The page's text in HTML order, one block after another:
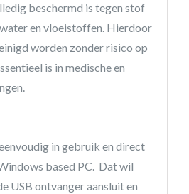
beschermd is tegen stof
en vloeistoffen. Hierdoor
worden zonder risico op
is in medische en
in gebruik en direct
based PC. Dat wil
USB ontvanger aansluit en